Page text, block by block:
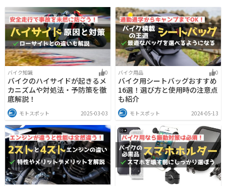
バイク知識 0
バイクのハイサイドが起きるメ
カニズムや対処法・予防策を徹
底解説！
モトスポット 2025-03-03
バイク用品 0
バイク用シートバッグおすすめ
16選！選び方と使用時の注意点
も紹介
モトスポット 2024-05-13